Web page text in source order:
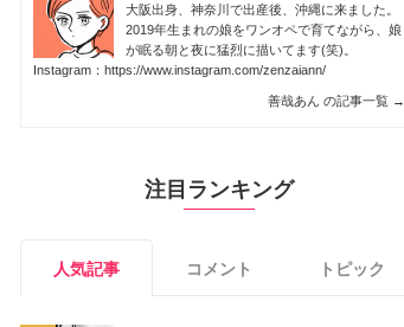
大阪出身、神奈川で出産後、沖縄に来ました。
2019年生まれの娘をワンオペで育てながら、娘
が眠る朝と夜に猛烈に描いてます(笑)。
Instagram： https://www.instagram.com/zenzaiann/
善哉あん の記事一覧 →
注目ランキング
人気記事 コメント トピック